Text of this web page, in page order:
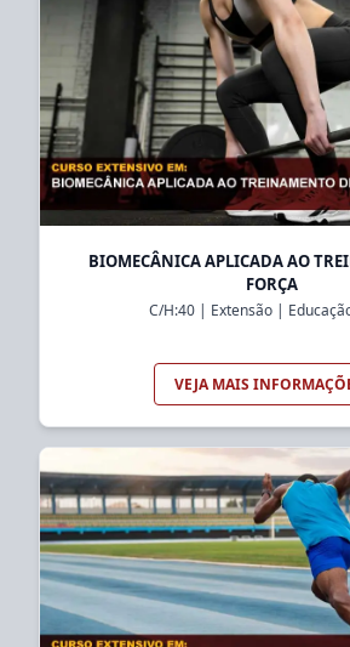
BIOMECÂNICA APLICADA AO
FORÇA
C/H:40| Extensão|
VEJA MAIS